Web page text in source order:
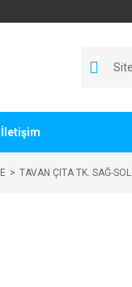
İletişim
TAVAN ÇITA TK. SAĞ-SOL